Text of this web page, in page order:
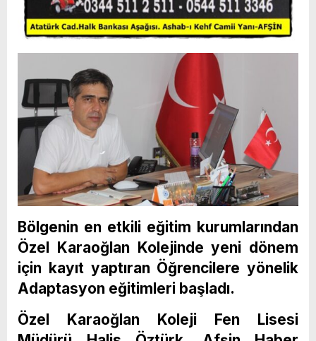
Bölgenin en etkili eğitim kurumlarından
Özel Karaoğlan Kolejinde yeni dönem
için kayıt yaptıran Öğrencilere yönelik
Adaptasyon eğitimleri başladı.
Özel Karaoğlan Koleji Fen Lisesi